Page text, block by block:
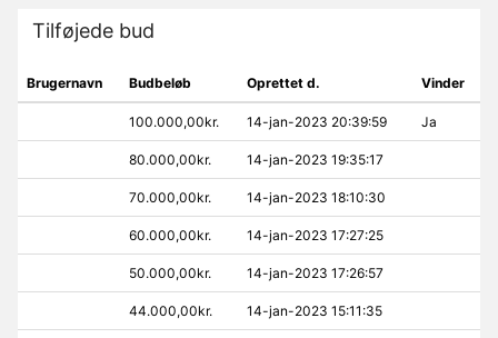
Tilføjede bud
Brugernavn Budbeløb Oprettet d. Vinder
100.000,00kr. 14-jan-2023 20:39:59 Ja
80.000,00kr. 14-jan-2023 19:35:17
70.000,00kr. 14-jan-2023 18:10:30
60.000,00kr. 14-jan-2023 17:27:25
50.000,00kr. 14-jan-2023 17:26:57
44.000,00kr. 14-jan-2023 15:11:35